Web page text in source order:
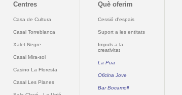
Centres
Casa de Cultura
Casal Torreblanca
Xalet Negre
Casal Mira-sol
Casino La Floresta
Casal Les Planes
Què oferim
Cessió d'espais
Suport a les entitats
Impuls a la
creativitat
La Pua
Oficina Jove
Bar Bocamoll